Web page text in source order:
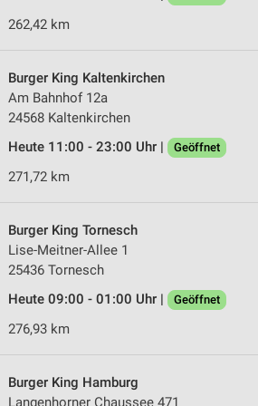
262,42 km
Burger King Kaltenkirchen
Am Bahnhof 12a
24568 Kaltenkirchen
Heute 11:00 - 23:00 Uhr |
Geöffnet
271,72 km
Burger King Tornesch
Lise-Meitner-Allee 1
25436 Tornesch
Heute 09:00 - 01:00 Uhr |
Geöffnet
276,93 km
Burger King Hamburg
Langenhorner Chaussee 471